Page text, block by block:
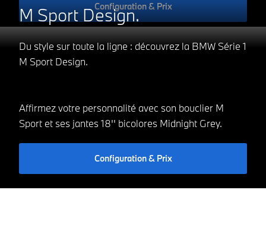
Configuration & Prix
M Sport Design.
Du style sur toute la ligne : découvrez la BMW Série 1
M Sport Design.
Affirmez votre personnalité avec son bouclier M
Sport et ses jantes 18'' bicolores Midnight Grey.
Configuration & Prix